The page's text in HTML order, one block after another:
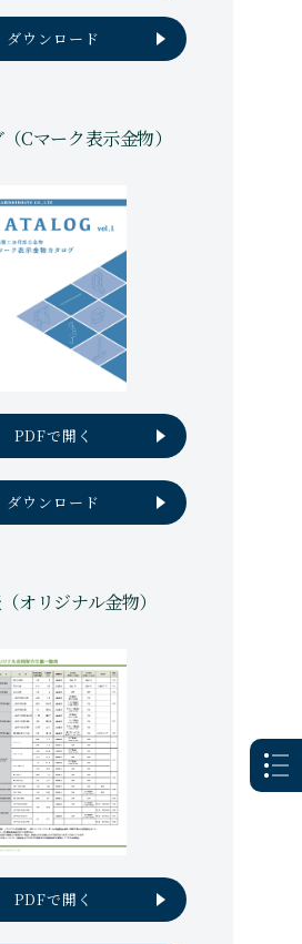
ダウンロード
Cマーク表示金物）
PDFで開く
ダウンロード
オリジナル金物）
PDFで開く